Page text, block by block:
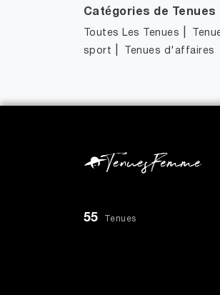
Catégories de Tenues
Toutes Les Tenues
sport
Tenues d'affaires
55 Tenues